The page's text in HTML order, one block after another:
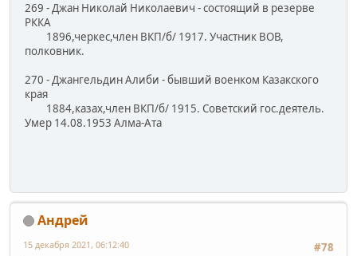
269 - Джан Николай Николаевич - состоящий в резерве
РККА
1896,черкес,член ВКП/б/ 1917. Участник ВОВ,
полковник.
270 - Джангельдин Алиби - бывший военком Казакского
края
1884,казах,член ВКП/б/ 1915. Советский гос.деятель.
Умер 14.08.1953 Алма-Ата
Андрей
#78
15 декабря 2021, 06:12:40